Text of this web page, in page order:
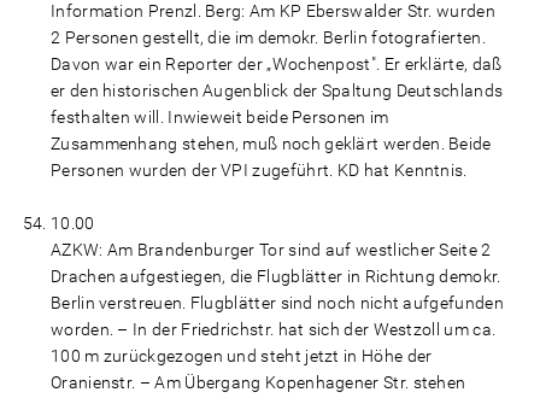
Information Prenzl. Berg: Am KP Eberswalder Str. wurden
2 Personen gestellt, die im demokr. Berlin fotografierten.
Davon war ein Reporter der „Wochenpost". Er erklärte, daß
er den historischen Augenblick der Spaltung Deutschlands
festhalten will. Inwieweit beide Personen im
Zusammenhang stehen, muß noch geklärt werden. Beide
Personen wurden der VPI zugeführt. KD hat Kenntnis.
10.00
AZKW: Am Brandenburger Tor sind auf westlicher Seite 2
Drachen aufgestiegen, die Flugblätter in Richtung demokr.
Berlin verstreuen. Flugblätter sind noch nicht aufgefunden
worden. – In der Friedrichstr. hat sich der Westzoll um ca.
100 m zurückgezogen und steht jetzt in Höhe der
Oranienstr. – Am Übergang Kopenhagener Str. stehen